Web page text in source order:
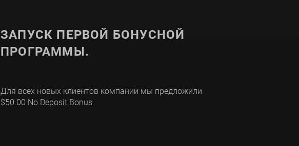
ЗАПУСК ПЕРВОЙ БОНУСНОЙ
ПРОГРАММЫ.
Для всех новых клиентов компании мы предложили
$50.00 No Deposit Bonus.